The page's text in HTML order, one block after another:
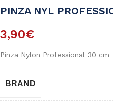
PINZA NYL
3,90€
Pinza Nylon Professional 30 cm
BRAND